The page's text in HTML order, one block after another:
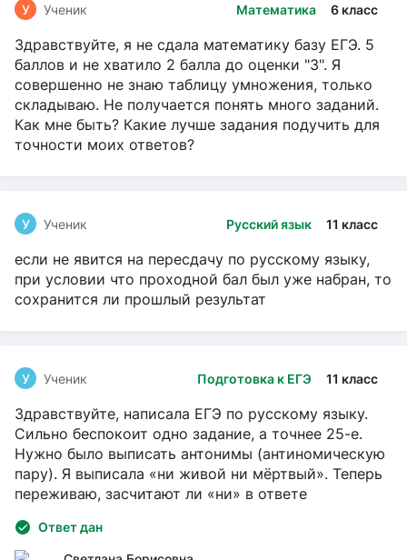
Математика 6 класс
У Ученик
Здравствуйте, я не сдала математику базу ЕГЭ. 5
баллов и не хватило 2 балла до оценки "3". Я
совершенно не знаю таблицу умножения, только
складываю. Не получается понять много заданий.
Как мне быть? Какие лучше задания подучить для
точности моих ответов?
Русский язык 11 класс
У Ученик
если не явится на пересдачу по русскому языку,
при условии что проходной бал был уже набран, то
сохранится ли прошлый результат
Подготовка к ЕГЭ 11 класс
У Ученик
Здравствуйте, написала ЕГЭ по русскому языку.
Сильно беспокоит одно задание, а точнее 25-е.
Нужно было выписать антонимы (антиномическую
пару). Я выписала «ни живой ни мёртвый». Теперь
переживаю, засчитают ли «ни» в ответе
Ответ дан